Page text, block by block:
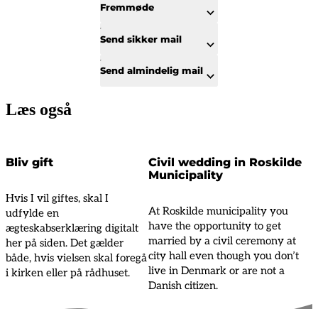
Fremmøde
Send sikker mail
Send almindelig mail
Læs også
Bliv gift
Hvis I vil giftes, skal I
udfylde en
ægteskabserklæring digitalt
her på siden. Det gælder
både, hvis vielsen skal foregå
i kirken eller på rådhuset.
Civil wedding in Roskilde
Municipality
At Roskilde municipality you
have the opportunity to get
married by a civil ceremony at
city hall even though you don’t
live in Denmark or are not a
Danish citizen.